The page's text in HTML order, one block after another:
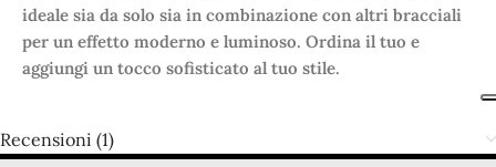
ideale sia da solo sia in combinazione con altri bracciali
per un effetto moderno e luminoso. Ordina il tuo e
aggiungi un tocco sofisticato al tuo stile.
Recensioni (1)